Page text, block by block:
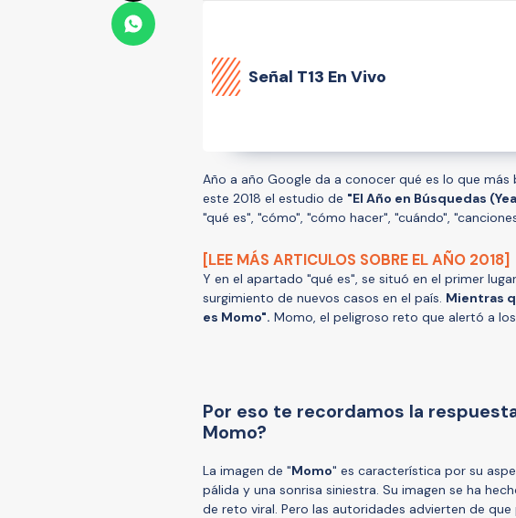
Señal T13 En Vivo
Año a año Google da a conocer qué es lo que
este 2018 el estudio de "El Año en Búsquedas
"qué es", "cómo", "cómo hacer", "cuándo",
[LEE MÁS ARTICULOS SOBRE EL AÑO 2018]
Y en el apartado "qué es", se situó en el primer
surgimiento de nuevos casos en el país. Mientras
es Momo". Momo, el peligroso reto que alertó a
Por eso te recordamos la
Momo?
La imagen de "Momo" es característica por su
pálida y una sonrisa siniestra. Su imagen se ha
de reto viral. Pero las autoridades advierten de